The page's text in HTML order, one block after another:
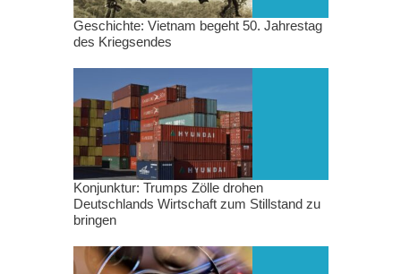
Geschichte: Vietnam begeht 50. Jahrestag
des Kriegsendes
Konjunktur: Trumps Zölle drohen
Deutschlands Wirtschaft zum Stillstand zu
bringen